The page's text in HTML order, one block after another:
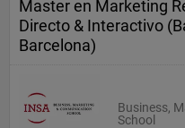
Master en Marketing
Directo & Interactivo
Barcelona)
Business,
School